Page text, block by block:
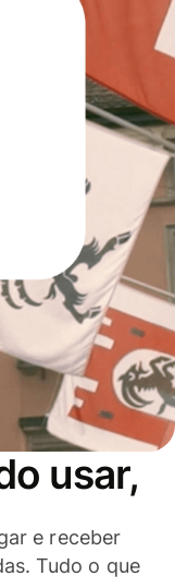
usar,
e receber
Tudo o que